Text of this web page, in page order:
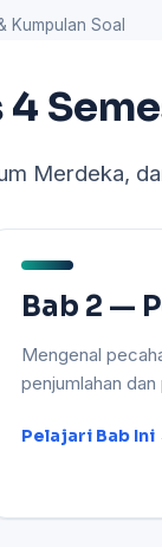
Kumpulan Soal
Merdeka,
Bab 2 —
Mengenal
penjumlahan
Pelajari Bab Ini